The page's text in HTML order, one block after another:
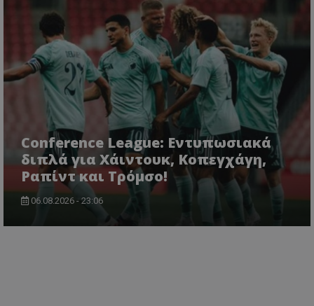
Conference League: Εντυπωσιακά
διπλά για Χάιντουκ, Κοπεγχάγη,
Ραπίντ και Τρόμσο!
06.08.2026 - 23:06